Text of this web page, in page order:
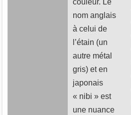
couleur. Le
nom anglais
à celui de
l’étain (un
autre métal
gris) et en
japonais
« nibi » est
une nuance